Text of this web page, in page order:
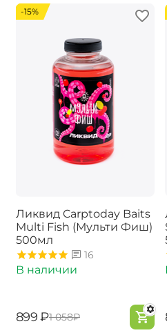
-15%
Ликвид Carptoday Baits
Multi Fish (Мульти Фиш)
500мл
16
В наличии
‍899‍ ₽‍1 058‍₽